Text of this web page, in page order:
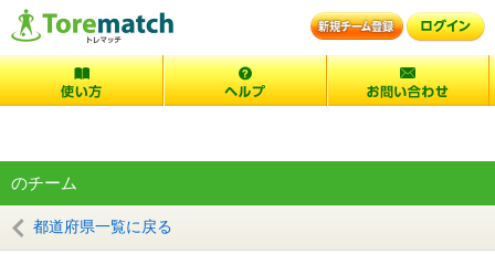
のチーム
都道府県一覧に戻る